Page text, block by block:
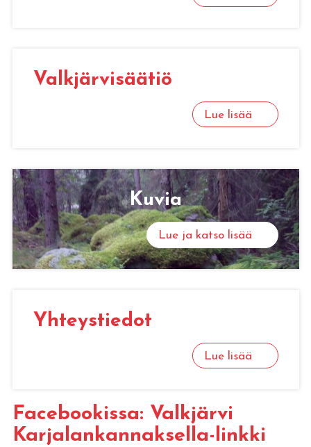
Valk­jär­vi­sää­tiö
Lue lisää
Kuvia
Lue ja katso lisää
Yh­teys­tie­dot
Lue lisää
Facebookissa: Valkjärvi
Karjalankannaksella-linkki